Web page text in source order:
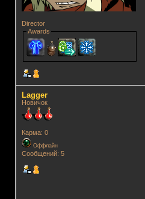
Director
Awards
Lagger
Новичок
Карма: 0
Оффлайн
Сообщений: 5